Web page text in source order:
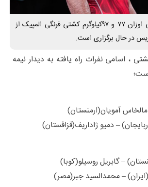
رقابت های مقدماتی اوزان ۷۷ و ۹۷کیلوگرم کشتی فرنگی المپیک از
در حال برگزاری است.
، اسامی نفرات راه یافته به دیدار نیمه
مالخاس آمویان(ارمنستان)
– دمیو ژاداریف(قزاقستان)
– گابریل روسیلو(کوبا)
– محمدالسید جبر(مصر)